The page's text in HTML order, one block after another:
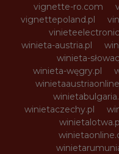
vignette-ro.com
vignettepoland.pl
winieta-austria.pl
winieta-
winieta-węgry.pl
winietaczechy.pl